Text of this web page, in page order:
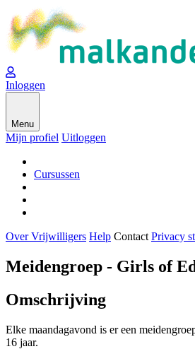
Inloggen
Menu
Mijn profiel Uitloggen
Cursussen
Over Vrijwilligers Help Contact Privacy
Meidengroep - Girls of
Omschrijving
Elke maandagavond is er een
16 jaar.